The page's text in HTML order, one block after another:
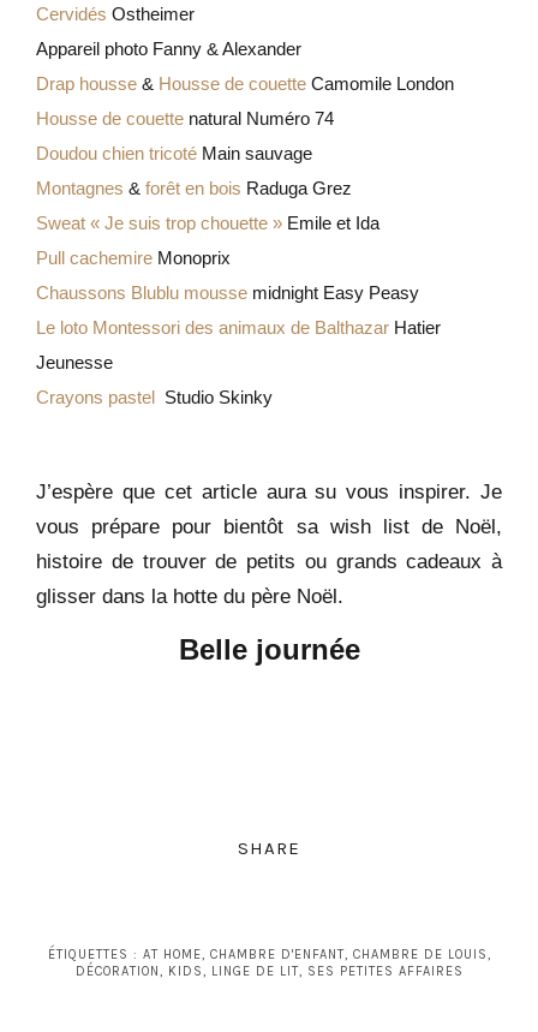
Cervidés Ostheimer
Appareil photo Fanny & Alexander
Drap housse & Housse de couette Camomile London
Housse de couette natural Numéro 74
Doudou chien tricoté Main sauvage
Montagnes & forêt en bois Raduga Grez
Sweat « Je suis trop chouette » Emile et Ida
Pull cachemire Monoprix
Chaussons Blublu mousse midnight Easy Peasy
Le loto Montessori des animaux de Balthazar Hatier
Jeunesse
Crayons pastel
Studio Skinky
J’espère que cet article aura su vous inspirer. Je
vous prépare pour bientôt sa wish list de Noël,
histoire de trouver de petits ou grands cadeaux à
glisser dans la hotte du père Noël.
Belle journée
SHARE
ÉTIQUETTES : AT HOME, CHAMBRE D'ENFANT, CHAMBRE DE LOUIS,
DÉCORATION, KIDS, LINGE DE LIT, SES PETITES AFFAIRES